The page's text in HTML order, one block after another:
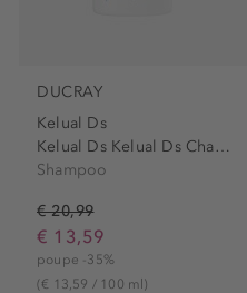
DUCRAY
Kelual Ds
Kelual Ds Kelual Ds Champô...
Shampoo
€ 20,99
€ 13,59
poupe -35%
(€ 13,59 / 100 ml)